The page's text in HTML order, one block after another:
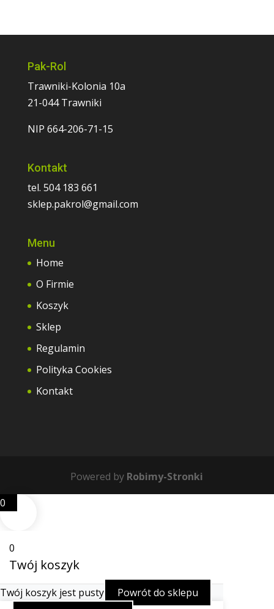
Pak-Rol
Trawniki-Kolonia 10a
21-044 Trawniki
NIP 664-206-71-15
Kontakt
tel. 504 183 661
sklep.pakrol@gmail.com
Menu
Home
O Firmie
Koszyk
Sklep
Regulamin
Polityka Cookies
Kontakt
Powered by Robimy-Stronki
0
0
Twój koszyk
Twój koszyk jest pusty Powrót do sklepu